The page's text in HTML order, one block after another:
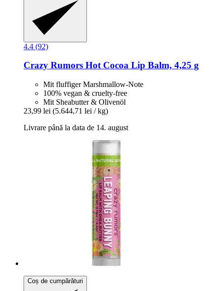
4.4 (92)
Crazy Rumors Hot Cocoa Lip Balm, 4,25 g
Mit fluffiger Marshmallow-Note
100% vegan & cruelty-free
Mit Sheabutter & Olivenöl
23,99 lei (5.644,71 lei / kg)
Livrare până la data de 14. august
Coș de cumpărături